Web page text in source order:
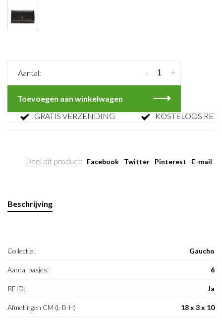
Aantal: +
-
Toevoegen aan winkelwagen
GRATIS VERZENDING
KOSTELOOS
Deel dit product: Facebook Twitter Pinterest E-mail
Beschrijving
Collectie: Gaucho
Aantal pasjes: 6
RFID: Ja
Afmetingen CM (L-B-H) 18 x 3 x 10